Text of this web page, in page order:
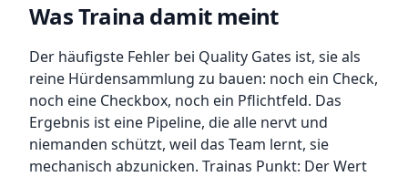
Was Traina damit meint
Der häufigste Fehler bei Quality Gates ist, sie als
reine Hürdensammlung zu bauen: noch ein Check,
noch eine Checkbox, noch ein Pflichtfeld. Das
Ergebnis ist eine Pipeline, die alle nervt und
niemanden schützt, weil das Team lernt, sie
mechanisch abzunicken. Trainas Punkt: Der Wert